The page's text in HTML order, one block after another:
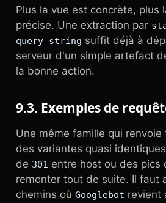
Plus la vue est concrète, plus
précise. Une extraction par
query_string suffit déjà à
serveur d'un simple artefact
la bonne action.
9.3. Exemples de
Une même famille qui renvoie
des variantes quasi
de 301 entre host ou des pics
remonter tout de suite. Il faut
chemins où Googlebot revient